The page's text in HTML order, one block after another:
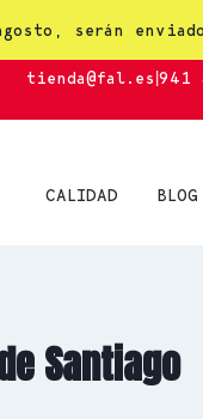
serán
tienda@fal.es 941
CALIDAD BLOG
Santiago